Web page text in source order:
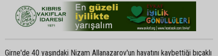
Girne'de 40 yaşındaki Nizam Allanazarov'un hayatını kaybettiği bıçaklı